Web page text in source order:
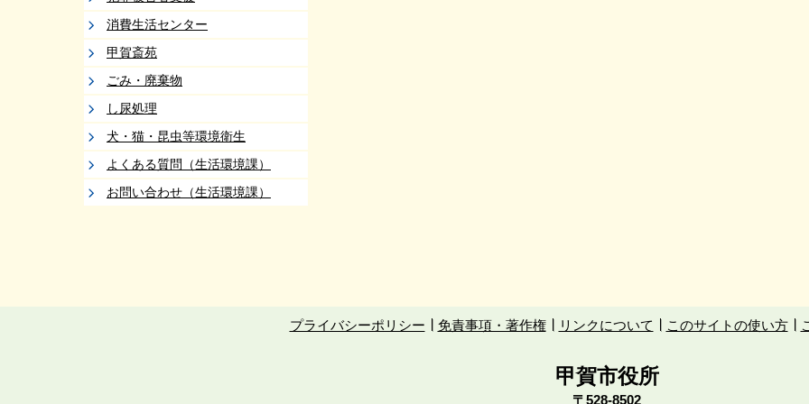
消費生活センター
甲賀斎苑
ごみ・廃棄物
し尿処理
犬・猫・昆虫等環境衛生
よくある質問（生活環境課）
お問い合わせ（生活環境課）
プライバシーポリシー 免責事項・著作権 リンクについて このサイトの使い方
甲賀市役所
〒528-8502